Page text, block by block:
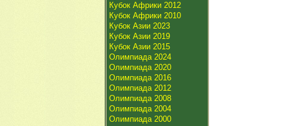
Кубок Африки 2012
Кубок Африки 2010
Кубок Азии 2023
Кубок Азии 2019
Кубок Азии 2015
Олимпиада 2024
Олимпиада 2020
Олимпиада 2016
Олимпиада 2012
Олимпиада 2008
Олимпиада 2004
Олимпиада 2000